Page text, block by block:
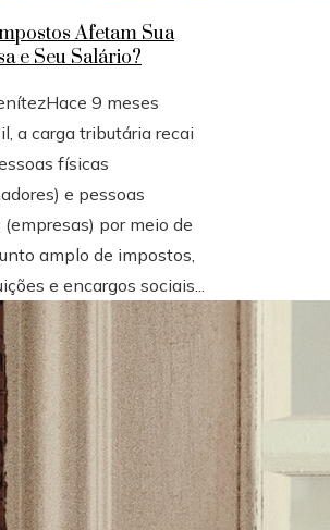
Afetam Sua
e Seu Salário?
Hace 9 meses
a carga tributária recai
físicas
e pessoas
(empresas) por meio de
amplo de impostos,
e encargos sociais...